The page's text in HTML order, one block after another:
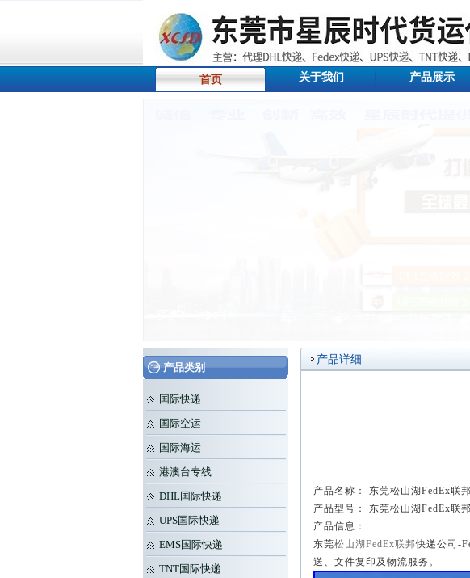
首页 关于我们 产品展示
产品类别
国际快递
国际空运
国际海运
港澳台专线
DHL国际快递
UPS国际快递
EMS国际快递
TNT国际快递
产品详细
产品名称： 东莞松山湖FedEx联
产品型号： 东莞松山湖FedEx联
产品信息：
东莞松山湖FedEx联邦快递公司-
送、文件复印及物流服务。